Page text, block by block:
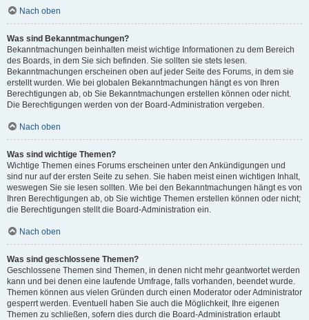
Nach oben
Was sind Bekanntmachungen?
Bekanntmachungen beinhalten meist wichtige Informationen zu dem Bereich
des Boards, in dem Sie sich befinden. Sie sollten sie stets lesen.
Bekanntmachungen erscheinen oben auf jeder Seite des Forums, in dem sie
erstellt wurden. Wie bei globalen Bekanntmachungen hängt es von Ihren
Berechtigungen ab, ob Sie Bekanntmachungen erstellen können oder nicht.
Die Berechtigungen werden von der Board-Administration vergeben.
Nach oben
Was sind wichtige Themen?
Wichtige Themen eines Forums erscheinen unter den Ankündigungen und
sind nur auf der ersten Seite zu sehen. Sie haben meist einen wichtigen Inhalt,
weswegen Sie sie lesen sollten. Wie bei den Bekanntmachungen hängt es von
Ihren Berechtigungen ab, ob Sie wichtige Themen erstellen können oder nicht;
die Berechtigungen stellt die Board-Administration ein.
Nach oben
Was sind geschlossene Themen?
Geschlossene Themen sind Themen, in denen nicht mehr geantwortet werden
kann und bei denen eine laufende Umfrage, falls vorhanden, beendet wurde.
Themen können aus vielen Gründen durch einen Moderator oder Administrator
gesperrt werden. Eventuell haben Sie auch die Möglichkeit, Ihre eigenen
Themen zu schließen, sofern dies durch die Board-Administration erlaubt